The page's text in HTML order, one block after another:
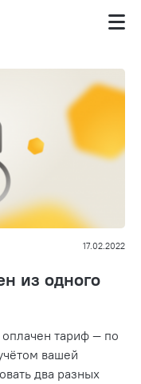
17.02.2022
из одного
тариф — по
вашей
два разных